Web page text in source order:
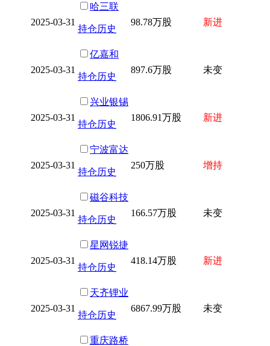
2025-03-31
哈三联
持仓历史
98.78万股 新进
2025-03-31
亿嘉和
持仓历史
897.6万股 未变
2025-03-31
兴业银锡
持仓历史
1806.91万股 新进
2025-03-31
宁波富达
持仓历史
250万股 增持
2025-03-31
磁谷科技
持仓历史
166.57万股 未变
2025-03-31
星网锐捷
持仓历史
418.14万股 新进
2025-03-31
天齐锂业
持仓历史
6867.99万股 未变
重庆路桥